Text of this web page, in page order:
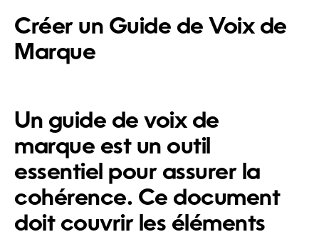
Créer un Guide de Voix de
Marque
Un guide de voix de
marque est un outil
essentiel pour assurer la
cohérence. Ce document
doit couvrir les éléments